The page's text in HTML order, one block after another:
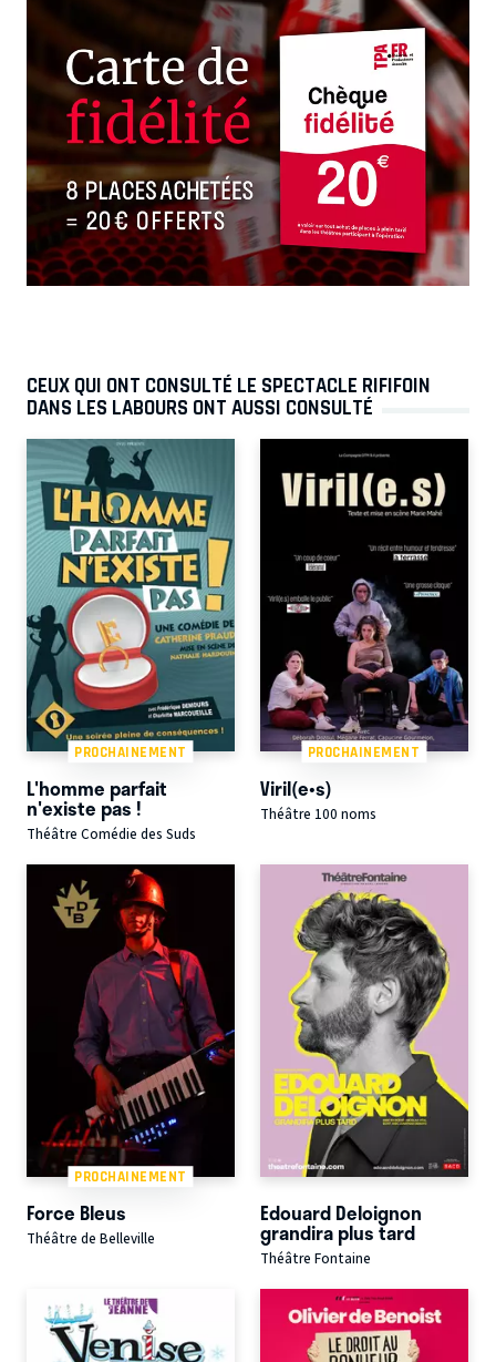
CEUX QUI ONT CONSULTÉ LE SPECTACLE RIFIFOIN
DANS LES LABOURS ONT AUSSI CONSULTÉ
PROCHAINEMENT
L'homme parfait
n'existe pas !
Théâtre Comédie des Suds
PROCHAINEMENT
Viril(e•s)
Théâtre 100 noms
PROCHAINEMENT
Force Bleus
Théâtre de Belleville
Edouard Deloignon
grandira plus tard
Théâtre Fontaine